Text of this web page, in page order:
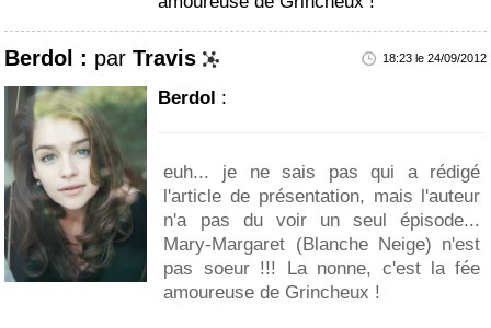
Berdol : parTravis 18:23 le 24/09/2012
Berdol :
euh... je ne sais pas qui a rédigé
l'article de présentation, mais l'auteur
n'a pas du voir un seul épisode...
Mary-Margaret (Blanche Neige) n'est
pas soeur !!! La nonne, c'est la fée
amoureuse de Grincheux !